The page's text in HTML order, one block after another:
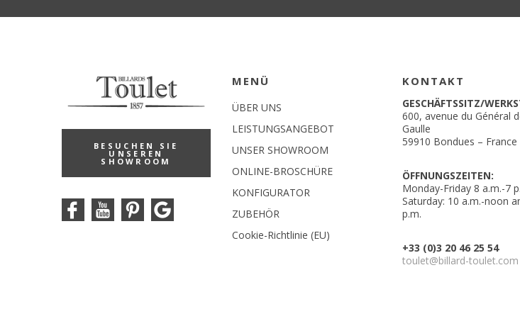
BESUCHEN SIE
UNSEREN
SHOWROOM
MENÜ
ÜBER UNS
LEISTUNGSANGEBOT
UNSER SHOWROOM
ONLINE-BROSCHÜRE
KONFIGURATOR
ZUBEHÖR
Cookie-Richtlinie (EU)
KONTAKT
GESCHÄFTSSITZ/
600, avenue du Général
Gaulle
59910 Bondues – France
ÖFFNUNGSZEITEN:
Monday-Friday 8 a.m.-7
Saturday: 10 a.m.-noon
p.m.
+33 (0)3 20 46 25 54
toulet@billard-toulet.com